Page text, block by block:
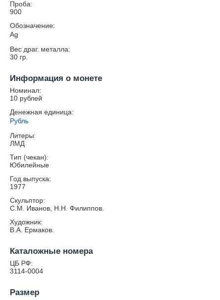
Проба:
900
Обозначение:
Ag
Вес драг. металла:
30 гр.
Информация о монете
Номинал:
10 рублей
Денежная единица:
Рубль
Литеры:
ЛМД
Тип (чекан):
Юбилейные
Год выпуска:
1977
Скульптор:
С.М. Иванов, Н.Н. Филиппов.
Художник:
В.А. Ермаков.
Каталожные номера
ЦБ РФ:
3114-0004
Размер